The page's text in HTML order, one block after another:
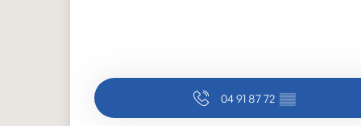
04 91 87 72 ▒▒